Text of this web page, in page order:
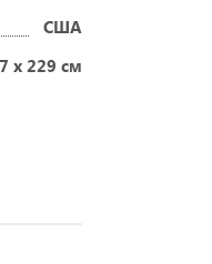
США
х 229 см